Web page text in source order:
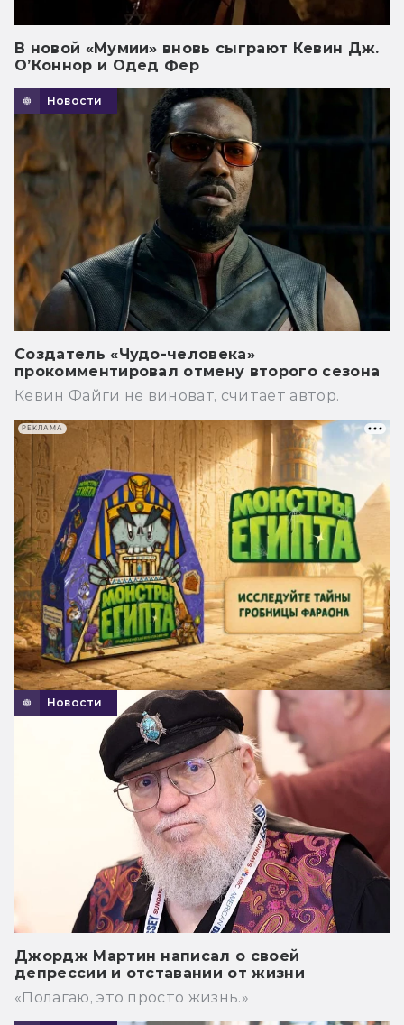
В новой «Мумии» вновь сыграют Кевин Дж.
О’Коннор и Одед Фер
Новости
Создатель «Чудо-человека»
прокомментировал отмену второго сезона
Кевин Файги не виноват, считает автор.
Новости
Джордж Мартин написал о своей
депрессии и отставании от жизни
«Полагаю, это просто жизнь.»
РЕКЛАМА